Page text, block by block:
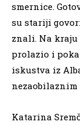
smernice.
su stariji
znali. Na kraju
prolazio i
iskustva iz
nezaobilaznim
Katarina